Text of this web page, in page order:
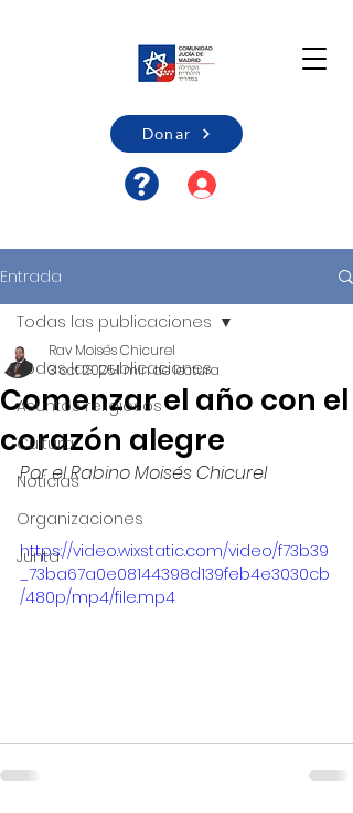
Donar
Entrada
Todas las publicaciones
Asuntos religiosos
Cultura
Noticias
Organizaciones
Junta
Todas las publicaciones
Comenzar el año con el
corazón alegre
Rav Moisés Chicurel
3 oct 20251 min de lectura
Por el Rabino Moisés Chicurel
https://video.wixstatic.com/video/f73b39
_73ba67a0e08144398d139feb4e3030cb
/480p/mp4/file.mp4